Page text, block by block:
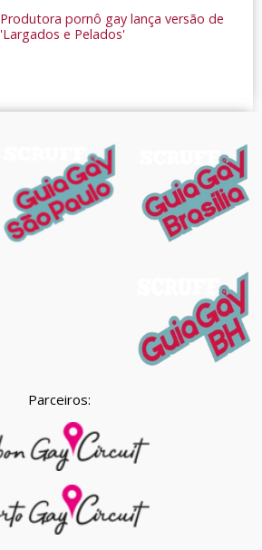
Produtora pornô gay lança versão de
'Largados e Pelados'
Parceiros: